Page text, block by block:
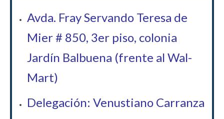
Avda. Fray Servando Teresa de
Mier # 850, 3er piso, colonia
Jardín Balbuena (frente al Wal-
Mart)
Delegación: Venustiano Carranza